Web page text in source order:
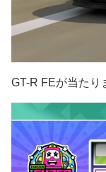
GT-R FEが当たり